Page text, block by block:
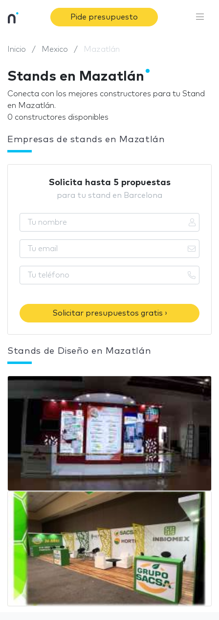
Pide presupuesto
Inicio Mexico Mazatlán
Stands en Mazatlán
Conecta con los mejores constructores para tu Stand
en Mazatlán.
0 constructores disponibles
Empresas de stands en Mazatlán
Solicita hasta 5 propuestas
para tu stand en Barcelona
Solicitar presupuestos gratis ›
Stands de Diseño en Mazatlán